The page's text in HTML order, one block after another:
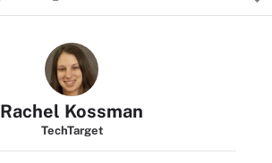
Rachel Kossman
TechTarget